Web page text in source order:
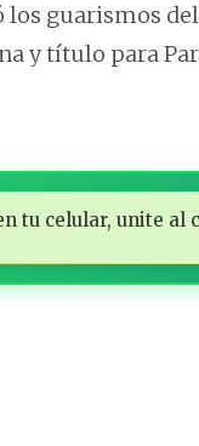
los guarismos
y título para
tu celular, unite al